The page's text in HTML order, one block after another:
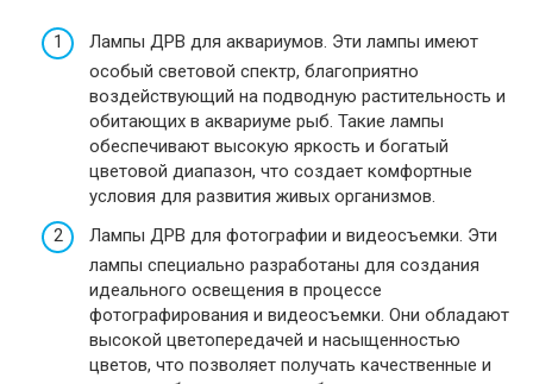
Лампы ДРВ для аквариумов. Эти лампы имеют
особый световой спектр, благоприятно
воздействующий на подводную растительность и
обитающих в аквариуме рыб. Такие лампы
обеспечивают высокую яркость и богатый
цветовой диапазон, что создает комфортные
условия для развития живых организмов.
Лампы ДРВ для фотографии и видеосъемки. Эти
лампы специально разработаны для создания
идеального освещения в процессе
фотографирования и видеосъемки. Они обладают
высокой цветопередачей и насыщенностью
цветов, что позволяет получать качественные и